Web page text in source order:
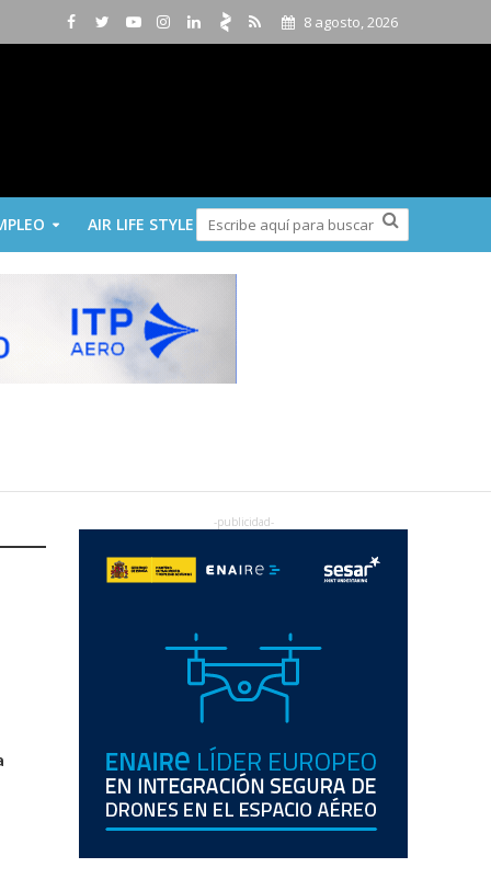
8 agosto, 2026
AIR LIFE STYLE